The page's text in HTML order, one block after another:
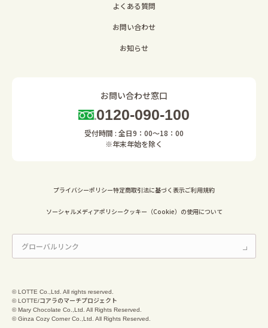
よくある質問
お問い合わせ
お知らせ
お問い合わせ窓口
0120-090-100
受付時間 : 全日9：00～18：00
※年末年始を除く
プライバシーポリシー特定商取引法に基づく表示ご利用規約
ソーシャルメディアポリシークッキー（Cookie）の使用について
© LOTTE Co.,Ltd. All rights reserved.
© LOTTE/コアラのマーチプロジェクト
© Mary Chocolate Co.,Ltd. All Rights Reserved.
© Ginza Cozy Corner Co.,Ltd. All Rights Reserved.